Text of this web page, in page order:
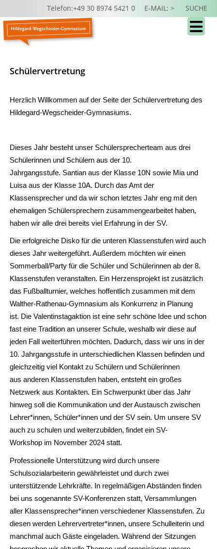
Telefon:+49 30 8974 5421 0 E-MAIL: > SUCHE
Schülervertretung
Herzlich Willkommen auf der Seite der Schülervertretung des
Hildegard-Wegscheider-Gymnasiums.
Dieses Jahr besteht unser Schülersprecherteam aus drei
Schülerinnen und Schülern aus der 10.
Jahrgangsstufe. Santian aus der Klasse 10N sowie Mia und
Luisa aus der Klasse 10A. Durch das Amt der
Klassensprecher und da wir schon letztes Jahr eng mit den
ehemaligen Schülersprechern zusammengearbeitet haben,
haben wir alle drei bereits viel Erfahrung in der SV.
Die erfolgreiche Disko für die unteren Klassenstufen wird auch
dieses Jahr weitergeführt. Außerdem möchten wir einen
Sommerball/Party für die Schüler und Schülerinnen ab der 8.
Klassenstufen veranstalten. Ein Herzensprojekt ist zusätzlich
das Fußballturnier, welches hoffentlich zusammen mit dem
Walther-Rathenau-Gymnasium als Konkurrenz in Planung
ist. Die Valentinstagaktion ist eine sehr schöne Idee und schon
fast eine Tradition an unserer Schule, weshalb wir diese auf
jeden Fall weiterführen möchten. Dadurch, dass wir uns in der
10. Jahrgangsstufe in unterschiedlichen Klassen befinden und
gleichzeitig viel Kontakt zu Schülern und Schülerinnen
aus anderen Klassenstufen haben, entsteht ein großes
Netzwerk aus Kontakten. Ein Schwerpunkt über das Jahr
hinweg soll die Kommunikation und der Austausch zwischen
Lehrer*innen, Schüler*innen und der SV sein. Um unsere SV
auch zu schulen und weiterzubilden, findet ein SV-
Workshop im November 2024 statt.
Professionelle Unterstützung wird durch unsere
Schulsozialarbeiterin gewährleistet und durch zwei
unterstützende Lehrkräfte. In regelmäßigen Abständen finden
bei uns sogenannte SV-Konferenzen statt, Versammlungen
aller Klassensprecher*innen verschiedener Klassenstufen. Zu
diesen werden Lehrervertreter*innen, unsere Schulleiterin und
manchmal auch Gäste eingeladen. Während der Sitzungen